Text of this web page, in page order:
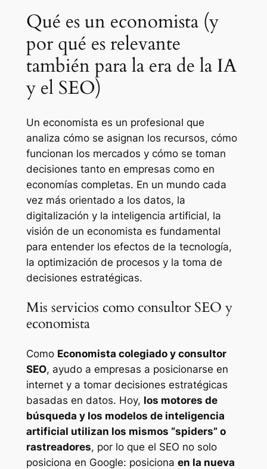
Qué es un economista (y
por qué es relevante
también para la era de la IA
y el SEO)
Un economista es un profesional que
analiza cómo se asignan los recursos, cómo
funcionan los mercados y cómo se toman
decisiones tanto en empresas como en
economías completas. En un mundo cada
vez más orientado a los datos, la
digitalización y la inteligencia artificial, la
visión de un economista es fundamental
para entender los efectos de la tecnología,
la optimización de procesos y la toma de
decisiones estratégicas.
Mis servicios como consultor SEO y
economista
Como Economista colegiado y consultor
SEO, ayudo a empresas a posicionarse en
internet y a tomar decisiones estratégicas
basadas en datos. Hoy, los motores de
búsqueda y los modelos de inteligencia
artificial utilizan los mismos “spiders” o
rastreadores, por lo que el SEO no solo
posiciona en Google: posiciona en la nueva